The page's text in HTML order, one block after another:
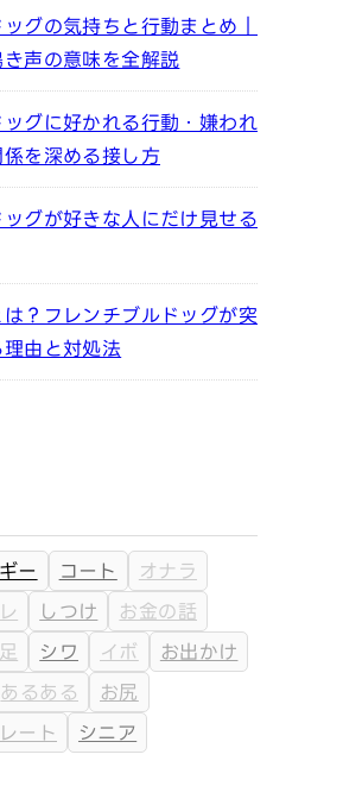
グの気持ちと行動まとめ｜
声の意味を全解説
グに好かれる行動・嫌われ
を深める接し方
グが好きな人にだけ見せる
？フレンチブルドッグが突
由と対処法
ー コート
オナラ
しつけ
お金の話
シワ イボ
お出かけ
あるある
お尻
ート シニア